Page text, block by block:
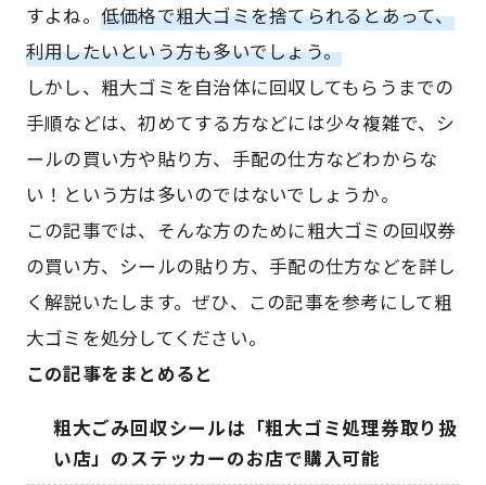
すよね。 低価格で粗大ゴミを捨てられるとあって、
利用したいという方も多いでしょう。
しかし、粗大ゴミを自治体に回収してもらうまでの
手順などは、初めてする方などには少々複雑で、シ
ールの買い方や貼り方、手配の仕方などわからな
い！という方は多いのではないでしょうか。
この記事では、そんな方のために粗大ゴミの回収券
の買い方、シールの貼り方、手配の仕方などを詳し
く解説いたします。ぜひ、この記事を参考にして粗
大ゴミを処分してください。
この記事をまとめると
粗大ごみ回収シールは「粗大ゴミ処理券取り扱
い店」のステッカーのお店で購入可能